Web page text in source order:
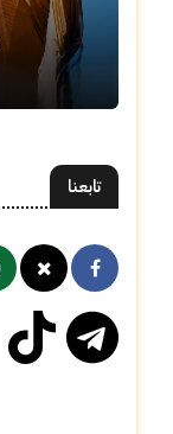
تابعنا